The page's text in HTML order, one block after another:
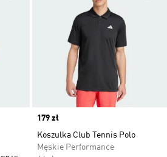
Price
179 zł
Koszulka Club Tennis Polo
Męskie Performance